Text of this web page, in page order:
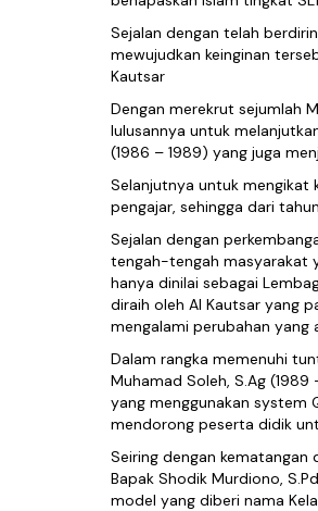
Sejalan dengan telah
mewujudkan keinginan
Kautsar
Dengan merekrut sejumlah
lulusannya untuk
(1986 – 1989) yang juga
Selanjutnya untuk mengikat
pengajar, sehingga dari
Sejalan dengan
tengah-tengah masyarakat
hanya dinilai sebagai
diraih oleh Al Kautsar yang
mengalami perubahan yang
Dalam rangka memenuhi
Muhamad Soleh, S.Ag
yang menggunakan system
mendorong peserta didik
Seiring dengan kematangan
Bapak Shodik Murdiono,
model yang diberi nama